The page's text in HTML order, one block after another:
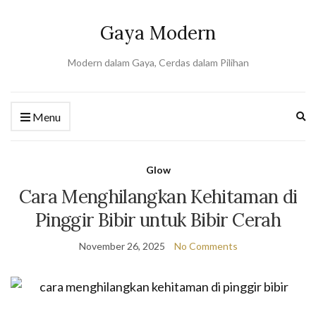
Gaya Modern
Modern dalam Gaya, Cerdas dalam Pilihan
Menu
Glow
Cara Menghilangkan Kehitaman di
Pinggir Bibir untuk Bibir Cerah
November 26, 2025 No Comments